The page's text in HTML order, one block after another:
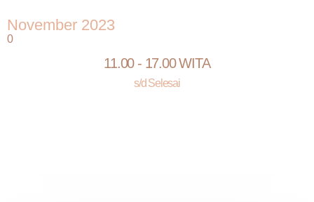
November 2023
0
11.00 - 17.00 WITA
s/d Selesai